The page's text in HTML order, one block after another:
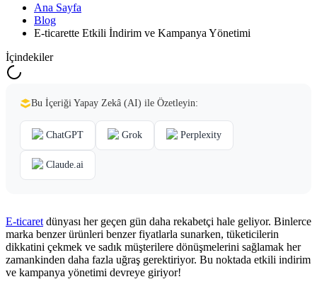
Ana Sayfa
Blog
E-ticarette Etkili İndirim ve Kampanya Yönetimi
İçindekiler
Bu İçeriği Yapay Zekâ (AI) ile Özetleyin:
ChatGPT Grok Perplexity
Claude.ai
E-ticaret dünyası her geçen gün daha rekabetçi hale geliyor. Binlerce
marka benzer ürünleri benzer fiyatlarla sunarken, tüketicilerin
dikkatini çekmek ve sadık müşterilere dönüşmelerini sağlamak her
zamankinden daha fazla uğraş gerektiriyor. Bu noktada etkili indirim
ve kampanya yönetimi devreye giriyor!